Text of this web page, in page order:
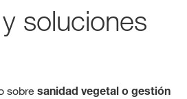
soluciones
sobre sanidad vegetal o gestión